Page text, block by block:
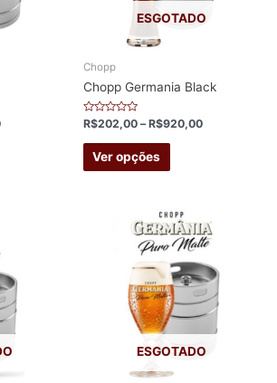
chosen
product
ESGOTADO
Chopp
Chopp Germania Black
Avaliação
de
R$202,00 –R$920,00
Ver opções
This
product
multiple
variants.
The
options
may
chosen
on
ESGOTADO